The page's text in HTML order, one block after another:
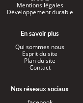
Mentions légales
Développement durable
En savoir plus
Qui sommes nous
Esprit du site
Plan du site
Contact
Nos réseaux sociaux